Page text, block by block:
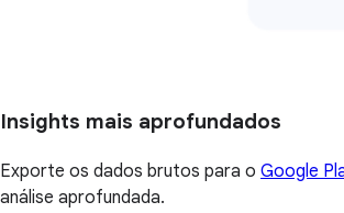
Insights mais aprofundados
Exporte os dados brutos para o Google
análise aprofundada.